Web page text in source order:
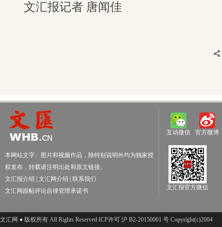
文汇报记者 唐闻佳
本网站文字、图片和视频作品，除特别说明外均为独家授
权发布，转载请注明出处和原文链接。
文汇报介绍
文汇网介绍
联系我们
文汇网跟帖评论自律管理承诺书
互动微信 官方微博
文汇报官方微信
文汇网 ● 版权所有 All Rights Reserved ICP许可 沪 B2-20150001 号 Copyright(c)2004